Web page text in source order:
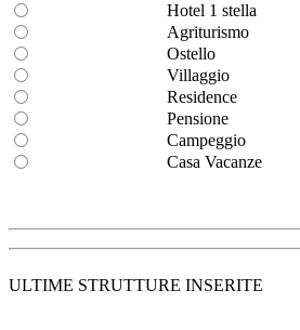
Hotel 1 stella
Agriturismo
Ostello
Villaggio
Residence
Pensione
Campeggio
Casa Vacanze
ULTIME STRUTTURE INSERITE